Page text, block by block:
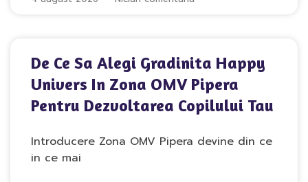
De Ce Sa Alegi Gradinita Happy
Univers In Zona OMV Pipera
Pentru Dezvoltarea Copilului Tau
Introducere Zona OMV Pipera devine din ce
in ce mai